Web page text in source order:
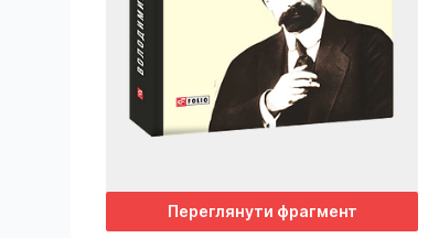
Переглянути фрагмент